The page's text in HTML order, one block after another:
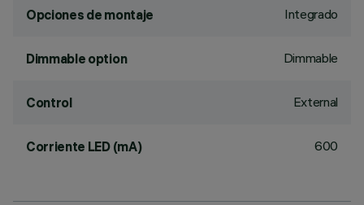
Opciones de montaje Integrado
Dimmable option Dimmable
Control External
Corriente LED (mA) 600